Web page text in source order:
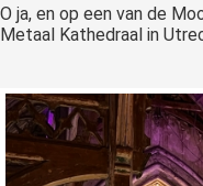
O ja, en op een van de
Metaal Kathedraal in